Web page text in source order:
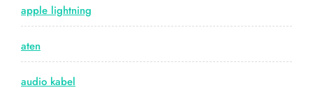
apple lightning
aten
audio kabel